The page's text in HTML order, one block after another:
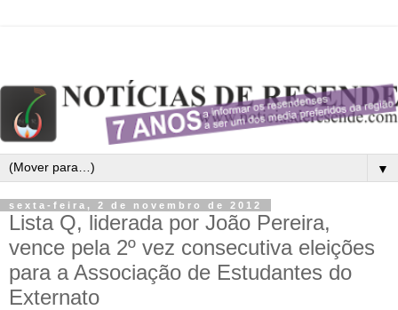
▼
sexta-feira, 2 de novembro de 2012
Lista Q, liderada por João Pereira,
vence pela 2º vez consecutiva eleições
para a Associação de Estudantes do
Externato